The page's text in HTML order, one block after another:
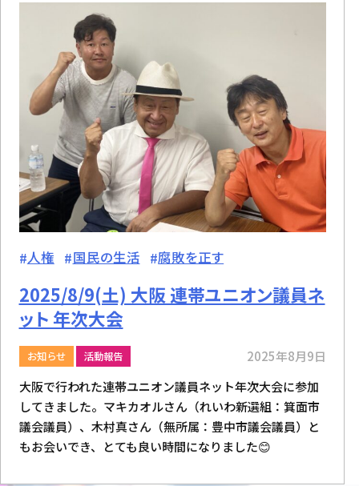
人権 国民の生活 腐敗を正す
2025/8/9(土) 大阪 連帯ユニオン議員ネ
ット 年次大会
お知らせ 活動報告
2025年8月9日
大阪で行われた連帯ユニオン議員ネット年次大会に参加
してきました。マキカオルさん（れいわ新選組：箕面市
議会議員）、木村真さん（無所属：豊中市議会議員）と
もお会いでき、とても良い時間になりました😊